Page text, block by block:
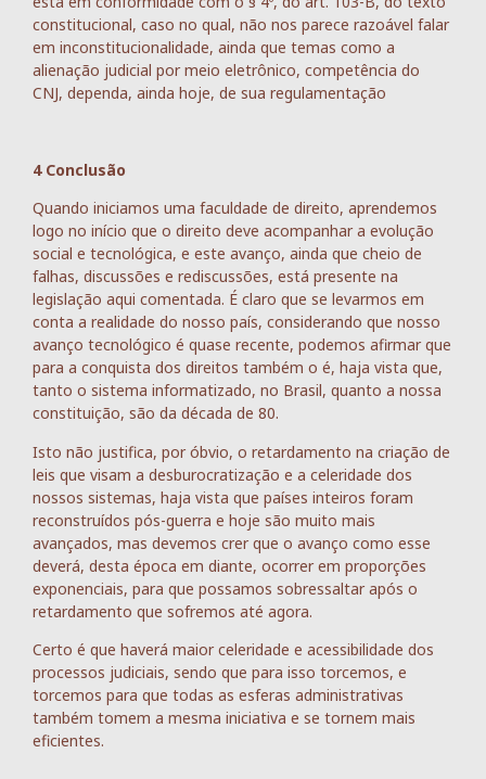
constitucional, caso no qual, não nos parece razoável falar
em inconstitucionalidade, ainda que temas como a
alienação judicial por meio eletrônico, competência do
CNJ, dependa, ainda hoje, de sua regulamentação
4 Conclusão
Quando iniciamos uma faculdade de direito, aprendemos
logo no início que o direito deve acompanhar a evolução
social e tecnológica, e este avanço, ainda que cheio de
falhas, discussões e rediscussões, está presente na
legislação aqui comentada. É claro que se levarmos em
conta a realidade do nosso país, considerando que nosso
avanço tecnológico é quase recente, podemos afirmar que
para a conquista dos direitos também o é, haja vista que,
tanto o sistema informatizado, no Brasil, quanto a nossa
constituição, são da década de 80.
Isto não justifica, por óbvio, o retardamento na criação de
leis que visam a desburocratização e a celeridade dos
nossos sistemas, haja vista que países inteiros foram
reconstruídos pós-guerra e hoje são muito mais
avançados, mas devemos crer que o avanço como esse
deverá, desta época em diante, ocorrer em proporções
exponenciais, para que possamos sobressaltar após o
retardamento que sofremos até agora.
Certo é que haverá maior celeridade e acessibilidade dos
processos judiciais, sendo que para isso torcemos, e
torcemos para que todas as esferas administrativas
também tomem a mesma iniciativa e se tornem mais
eficientes.